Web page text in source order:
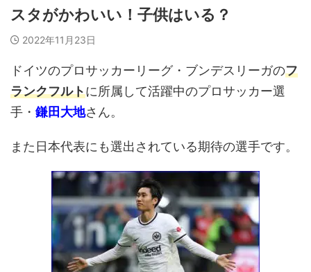
スタがかわいい！子供はいる？
2022年11月23日
ドイツのプロサッカーリーグ・ブンデスリーガのフ
ランクフルトに所属して活躍中のプロサッカー選
手・ 鎌田大地さん。
また日本代表にも選出されている期待の選手です。